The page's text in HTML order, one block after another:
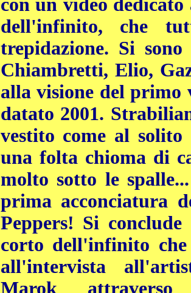
con un video
dell'infinito, che
trepidazione. Si
Chiambretti, Elio,
alla visione del primo
datato 2001.
vestito come al
una folta chioma di
molto sotto le
prima acconciatura
Peppers! Si
corto dell'infinito che
all'intervista
Marok